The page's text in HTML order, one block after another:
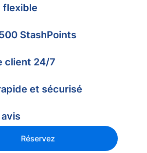
flexible
StashPoints
client 24/7
et sécurisé
Réservez